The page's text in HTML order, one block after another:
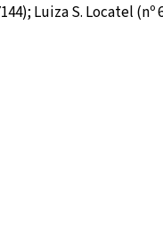
Luiza S. Locatel